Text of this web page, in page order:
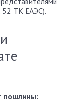
52 ТК ЕАЭС).
пошлины: